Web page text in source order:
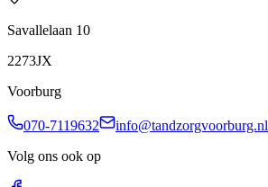
Savallelaan 10
2273JX
Voorburg
070-7119632
info@tandzorgvoorburg.nl
Volg ons ook op